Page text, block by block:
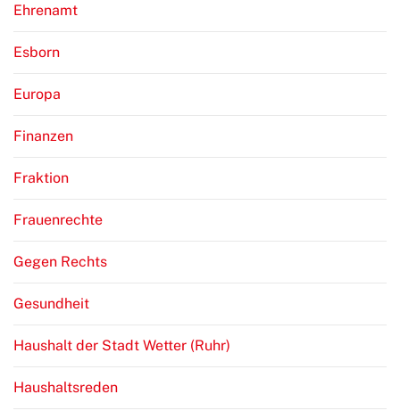
Ehrenamt
Esborn
Europa
Finanzen
Fraktion
Frauenrechte
Gegen Rechts
Gesundheit
Haushalt der Stadt Wetter (Ruhr)
Haushaltsreden